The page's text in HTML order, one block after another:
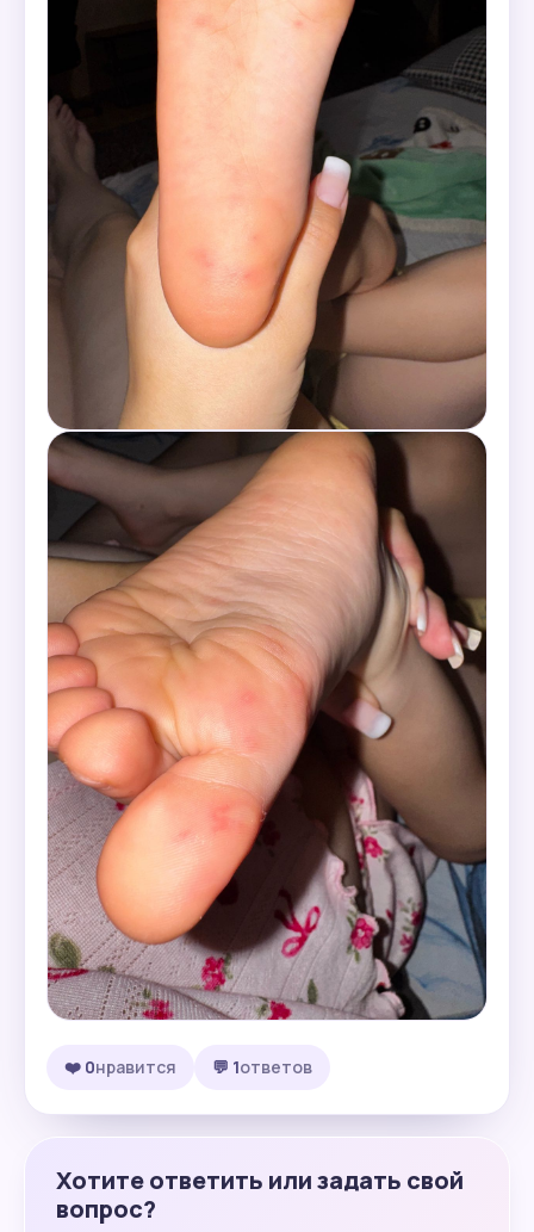
❤️ 0нравится 💬 1ответов
Хотите ответить или задать свой
вопрос?